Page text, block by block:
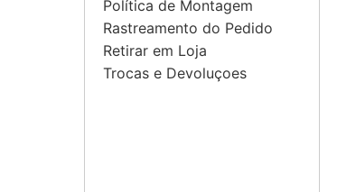
Política de Montagem
Rastreamento do Pedido
Retirar em Loja
Trocas e Devoluçoes